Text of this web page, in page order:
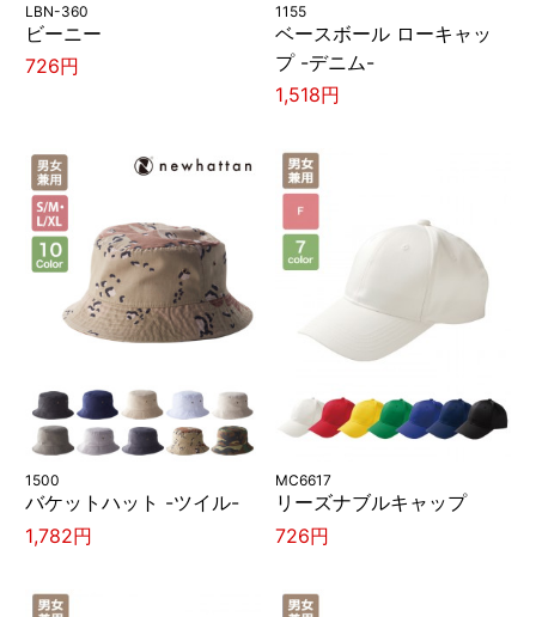
LBN-360
ビーニー
726円
1155
ベースボール ローキャッ
プ -デニム-
1,518円
1500
バケットハット -ツイル-
1,782円
MC6617
リーズナブルキャップ
726円